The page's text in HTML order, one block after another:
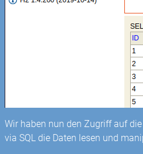
Wir haben nun den Zugriff auf
via SQL die Daten lesen und